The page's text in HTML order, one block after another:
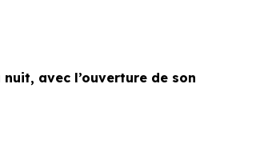
avec l’ouverture de son